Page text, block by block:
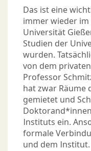
Das ist eine
immer wieder
Universität
Studien der
wurden.
von dem
Professor
hat zwar Räume
gemietet und
Instituts ein.
formale
und dem Institut.